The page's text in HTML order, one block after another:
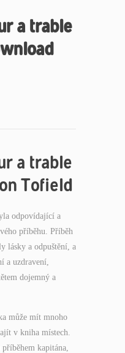
a trable
a trable
Tofield
odpovídající a
příběhu. Příběh
lásky a odpuštění, a
a uzdravení,
dojemný a
může mít mnoho
v kniha místech.
kapitána,